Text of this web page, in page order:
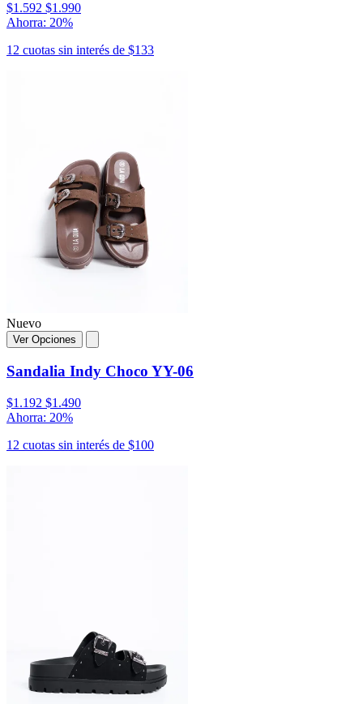
$1.592 $1.990
Ahorra: 20%
12 cuotas sin interés de $133
Nuevo
Ver Opciones
Sandalia Indy Choco YY-06
$1.192 $1.490
Ahorra: 20%
12 cuotas sin interés de $100